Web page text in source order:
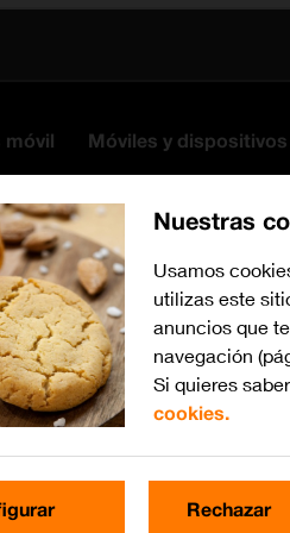
móvil Móviles y dispositivos
Nuestras
Usamos
utilizas este
anuncios que
navegación
Si quieres
cookies.
Rechazar